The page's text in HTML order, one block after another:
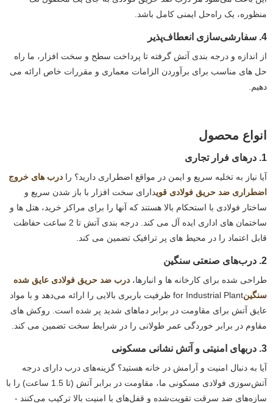
منظوره، یک راه‌حل ایمنی کامل باشد.
4. سفارشی‌سازی انعطاف‌پذیر
از اندازه و درجه بندی آتش گرفته تا پرداخت سطح و سخت افزار، ما راه
حل های مناسب برای برآوردن الزامات معماری و مقررات خاص ارائه می
دهیم.
انواع محصول
1. درهای فرار تجاری
آیا نیاز به تخلیه سریع و ایمن در مواقع اضطراری دارید؟ را درب های خروج
اضطراری ضد حریق فولادی قویدارای سخت افزار با باز شدن سریع و
ساختار فولادی با استحکام بالا هستند که آنها را برای مراکز خرید، هتل ها و
ساختمان های اداری ایده آل می کند. درجه بندی آتش تا 2 ساعت حفاظت
قابل اعتماد را در محیط های پر ترافیک تضمین می کند.
2. درب‌های صنعتی سنگین
طراحی شده برای کارخانه ها و انبارها، درب ضد حریق فولادی عایق شده
سنگین
for Industrial Plant ظرفیت باربری بالایی را ارائه می‌دهد و با مواد
عایق آتش برای مقاومت در برابر دماهای شدید پر شده است. روکش های
مقاوم در برابر خوردگی عمر طولانی را در شرایط سخت تضمین می کند.
3. دربهای امنیتی و آتش نشانی مسکونی
آیا به دنبال امنیت و آرامش در خانه هستید؟ گزینه‌های درب دارای درجه
آتش‌سوزی فولادی مسکونی ما، مقاومت در برابر آتش (تا 1.5 ساعت) را با
سازه‌های ضد سرقت تقویت‌شده و قفل‌های با امنیت بالا ترکیب می‌کنند -